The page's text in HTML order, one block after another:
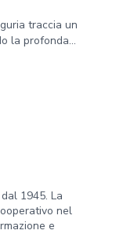
traccia un
la profonda...
1945. La
nel
e